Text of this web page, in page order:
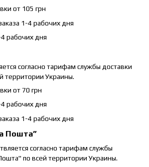
от 105 грн
1-4 рабочих дня
рабочих дня
согласно тарифам службы доставки
территории Украины.
от 70 грн
рабочих дня
1-4 рабочих дня
Пошта”
согласно тарифам службы
по всей территории Украины.